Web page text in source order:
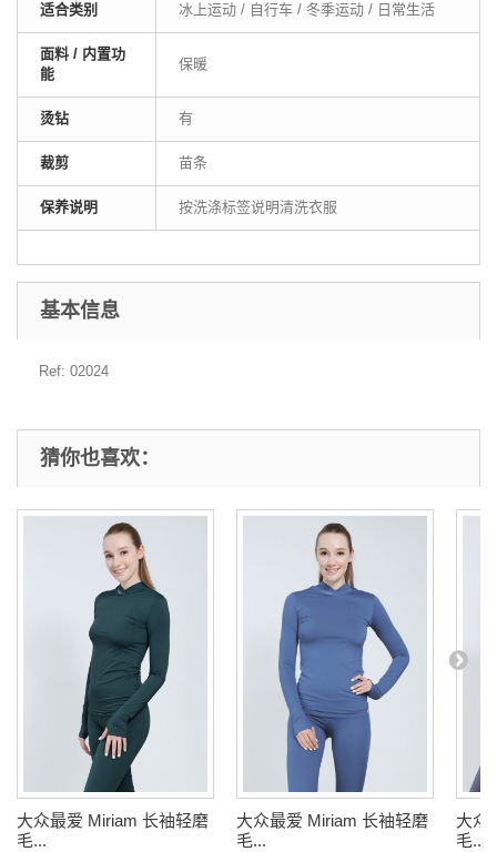
适合类别 冰上运动 / 自行车 / 冬季运动 / 日常生活
面料 / 内置功
能
保暖
烫钻 有
裁剪 苗条
保养说明 按洗涤标签说明清洗衣服
基本信息
Ref: 02024
猜你也喜欢：
大众最爱 Miriam 长袖轻磨
毛...
大众最爱 Miriam 长袖轻磨
毛...
大众
毛...